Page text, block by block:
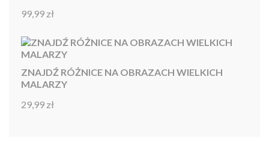
Oceniono
99,99 zł
ZNAJDŹ RÓŻNICE NA OBRAZACH WIELKICH
MALARZY
Oceniono
29,99 zł